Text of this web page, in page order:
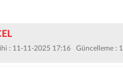
: 11-11-2025 17:16 Güncelleme :